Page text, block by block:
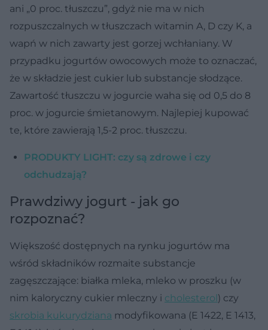
ani „0 proc. tłuszczu”, gdyż nie ma w nich
rozpuszczalnych w tłuszczach witamin A, D czy K, a
wapń w nich zawarty jest gorzej wchłaniany. W
przypadku jogurtów owocowych może to oznaczać,
że w składzie jest cukier lub substancje słodzące.
Zawartość tłuszczu w jogurcie waha się od 0,5 do 8
proc. w jogurcie śmietanowym. Najlepiej kupować
te, które zawierają 1,5-2 proc. tłuszczu.
PRODUKTY LIGHT: czy są zdrowe i czy
odchudzają?
Prawdziwy jogurt - jak go
rozpoznać?
Większość dostępnych na rynku jogurtów ma
wśród składników rozmaite substancje
zagęszczające: białka mleka, mleko w proszku (w
nim kaloryczny cukier mleczny i cholesterol) czy
skrobia kukurydziana modyfikowana (E 1422, E 1413,